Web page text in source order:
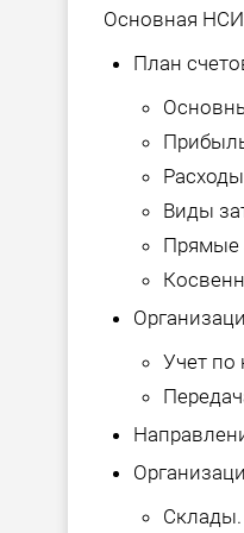
Основная
План
Виды
Прямые
Учет по
Склады.